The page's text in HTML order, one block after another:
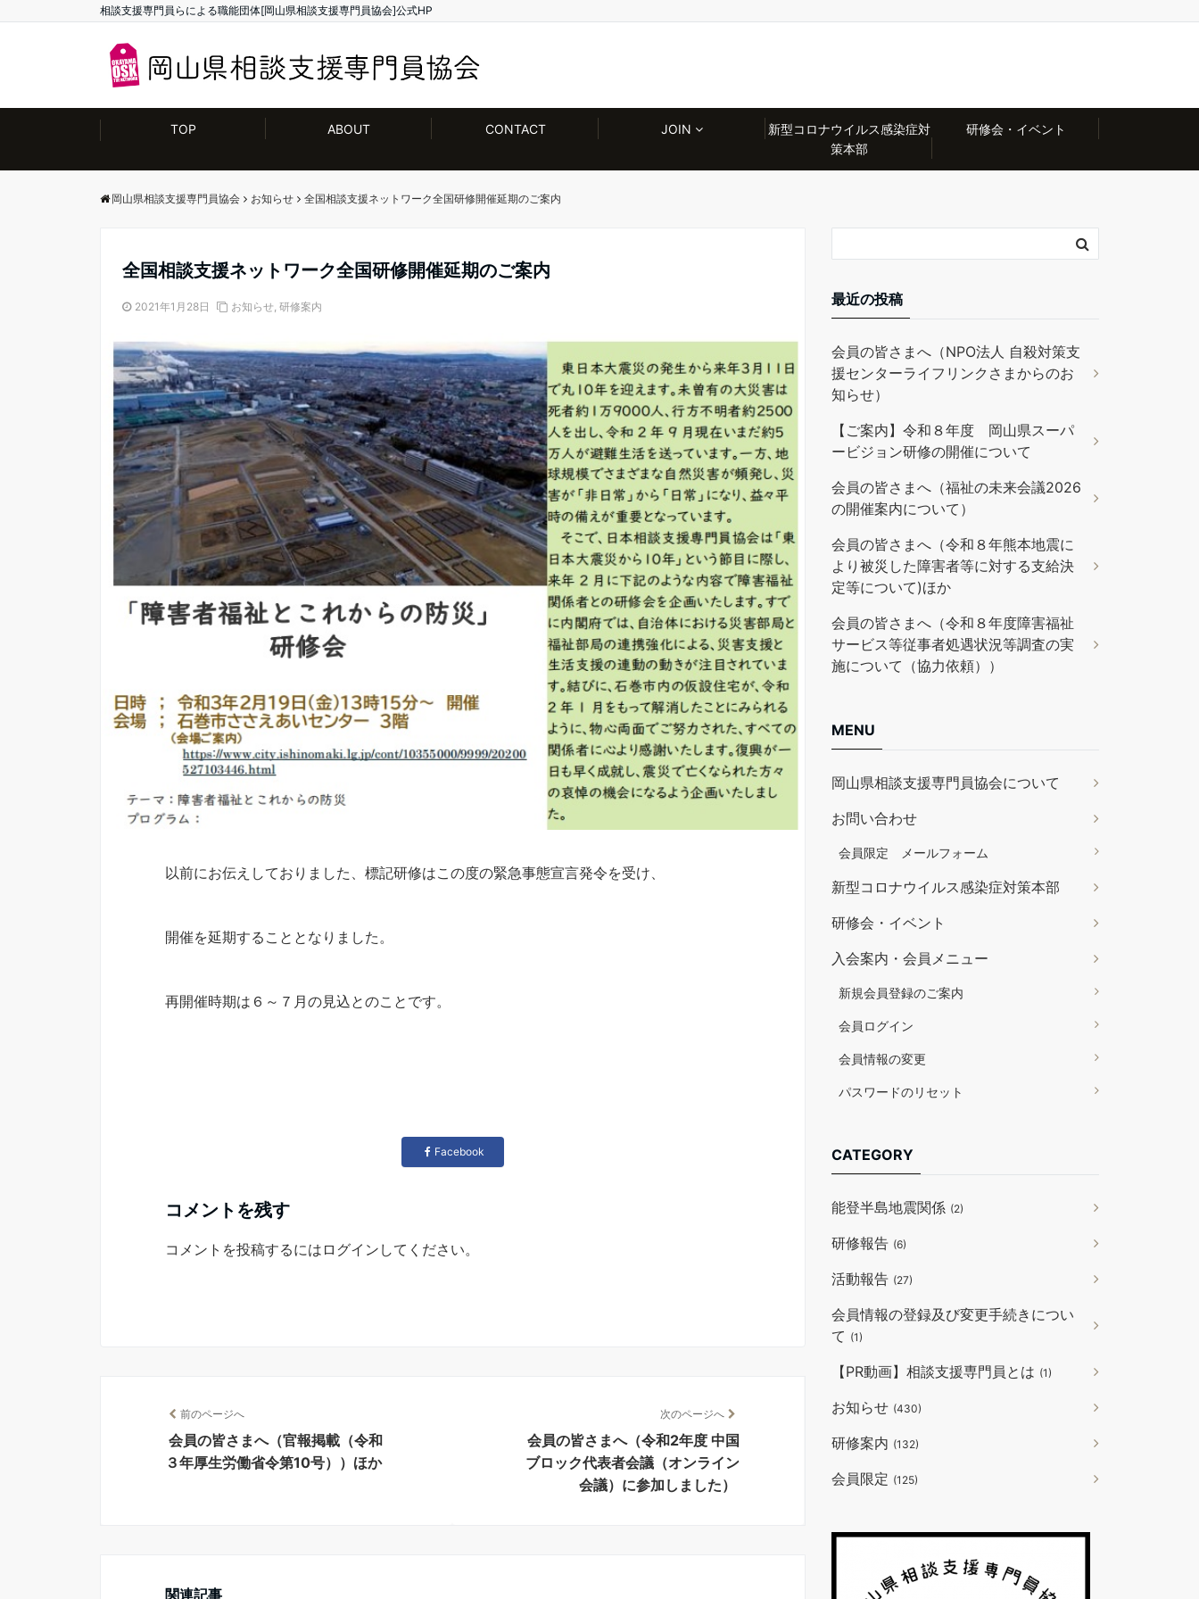
相談支援専門員らによる職能団体[岡山県相談支援専門員協会]公式HP
TOP ABOUT CONTACT JOIN
新型コロナウイルス感染症対
策本部
研修会・イベント
岡山県相談支援専門員協会 お知らせ 全国相談支援ネットワーク全国研修開催延期のご案内
全国相談支援ネットワーク全国研修開催延期のご案内
2021年1月28日 お知らせ, 研修案内
以前にお伝えしておりました、標記研修はこの度の緊急事態宣言発令を受け、
開催を延期することとなりました。
再開催時期は６～７月の見込とのことです。
Facebook
コメントを残す
コメントを投稿するには ログイン してください。
前のページへ
会員の皆さまへ（官報掲載（令和
３年厚生労働省令第10号））ほか
次のページへ
会員の皆さまへ（令和2年度 中国
ブロック代表者会議（オンライン
会議）に参加しました）
関連記事
最近の投稿
会員の皆さまへ（NPO法人 自殺対策支
援センターライフリンクさまからのお
知らせ）
【ご案内】令和８年度 岡山県スーパ
ービジョン研修の開催について
会員の皆さまへ（福祉の未来会議2026
の開催案内について）
会員の皆さまへ（令和８年熊本地震に
より被災した障害者等に対する支給決
定等について)ほか
会員の皆さまへ（令和８年度障害福祉
サービス等従事者処遇状況等調査の実
施について（協力依頼））
MENU
岡山県相談支援専門員協会について
お問い合わせ
会員限定 メールフォーム
新型コロナウイルス感染症対策本部
研修会・イベント
入会案内・会員メニュー
新規会員登録のご案内
会員ログイン
会員情報の変更
パスワードのリセット
CATEGORY
能登半島地震関係 (2)
研修報告 (6)
活動報告 (27)
会員情報の登録及び変更手続きについ
て (1)
【PR動画】相談支援専門員とは (1)
お知らせ (430)
研修案内 (132)
会員限定 (125)